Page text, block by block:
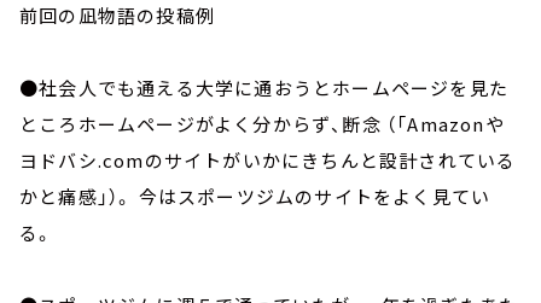
前回の凪物語の投稿例
●社会人でも通える大学に通おうとホームページを見た
ところホームページがよく分からず、断念 （「Amazonや
ヨドバシ.comのサイトがいかにきちんと設計されている
かと痛感」）。 今はスポーツジムのサイトをよく見てい
る。